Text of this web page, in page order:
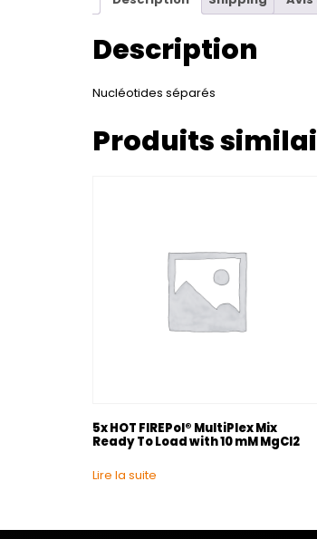
Description
Nucléotides séparés
Produits
5x HOT FIREPol® MultiPlex Mix
Ready To Load with 10 mM MgCl2
Lire la suite